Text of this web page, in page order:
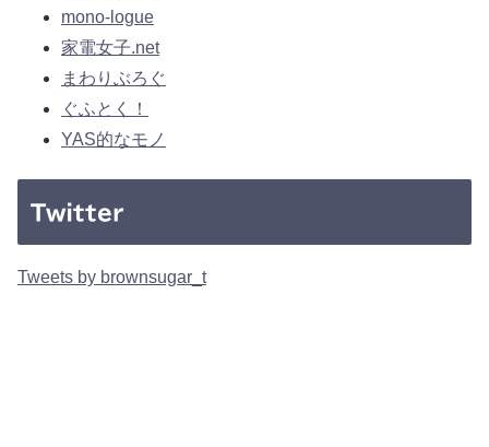
mono-logue
家電女子.net
まわりぶろぐ
ぐふとく！
YAS的なモノ
Twitter
Tweets by brownsugar_t